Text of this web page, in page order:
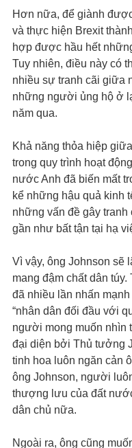
Hơn nữa, để giành
và thực hiện Brexit
hợp được hầu hết
Tuy nhiên, điều này có
nhiều sự tranh cãi giữa
những người ủng hộ ở
năm qua.
Khả năng thỏa hiệp
trong quy trình hoạt
nước Anh đã biến mất
kể những hậu quả kinh
những vấn đề gây tranh
gần như bất tận tại hạ
Vì vậy, ông Johnson sẽ
mang đậm chất dân
đã nhiều lần nhấn
“nhân dân đối đầu với
người mong muốn nhìn
đại diện bởi Thủ tưởng
tinh hoa luôn ngăn cản
ông Johnson, người
thượng lưu của đất
dân chủ nữa.
Ngoài ra, ông cũng